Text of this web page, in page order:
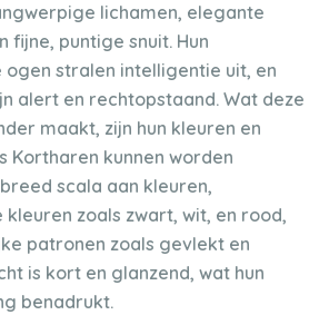
lichamen, elegante
fijne, puntige snuit. Hun
stralen intelligentie uit, en
alert en rechtopstaand. Wat deze
maakt, zijn hun kleuren en
Kortharen kunnen worden
scala aan kleuren,
zoals zwart, wit, en rood,
patronen zoals gevlekt en
is kort en glanzend, wat hun
benadrukt.